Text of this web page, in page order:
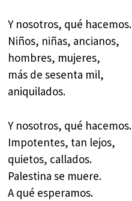
Y nosotros, qué hacemos.
Niños, niñas, ancianos,
hombres, mujeres,
más de sesenta mil,
aniquilados.
Y nosotros, qué hacemos.
Impotentes, tan lejos,
quietos, callados.
Palestina se muere.
A qué esperamos.